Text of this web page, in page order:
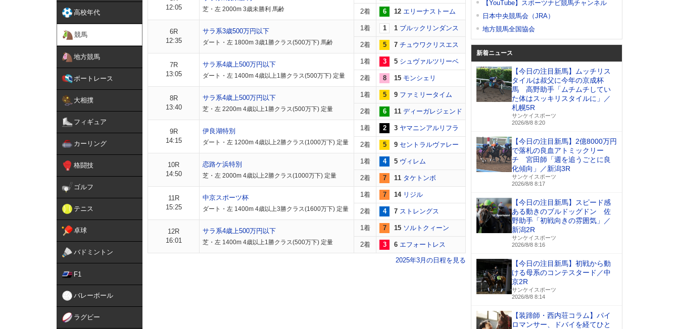
高校年代
競馬
地方競馬
ボートレース
大相撲
フィギュア
カーリング
格闘技
ゴルフ
テニス
卓球
バドミントン
F1
バレーボール
ラグビー
12:05
芝・左 2000m 3歳未勝利 馬齢 2着 6 12 エリーナストーム
6R
12:35
サラ系3歳500万円以下
ダート・左 1800m 3歳1勝クラス(500万下) 馬齢
1着 1 1 ブルックリンダンス
2着 5 7 チュウワクリスエス
7R
13:05
サラ系4歳上500万円以下
ダート・左 1400m 4歳以上1勝クラス(500万下) 定量
1着 3 5 シュヴァルツリーベ
2着 8 15 モンシェリ
8R
13:40
サラ系4歳上500万円以下
芝・左 2200m 4歳以上1勝クラス(500万下) 定量
1着 5 9 ファミリータイム
2着 6 11 ディーガレジェンド
9R
14:15
伊良湖特別
ダート・左 1200m 4歳以上2勝クラス(1000万下) 定量
1着 2 3 ヤマニンアルリフラ
2着 5 9 セントラルヴァレー
10R
14:50
恋路ケ浜特別
芝・左 2000m 4歳以上2勝クラス(1000万下) 定量
1着 4 5 ヴィレム
2着 7 11 タケトンボ
11R
15:25
中京スポーツ杯
ダート・左 1400m 4歳以上3勝クラス(1600万下) 定量
1着 7 14 リジル
2着 4 7 ストレングス
12R
16:01
サラ系4歳上500万円以下
芝・左 1400m 4歳以上1勝クラス(500万下) 定量
1着 7 15 ソルトクィーン
2着 3 6 エフォートレス
2025年3月の日程を見る
【YouTube】スポーツナビ競馬チャンネル
日本中央競馬会（JRA）
地方競馬全国協会
新着ニュース
【今日の注目新馬】ムッチリス
タイルは叔父に今年の京成杯
馬 高野助手「ムチムチしてい
た体はスッキリスタイルに」／
札幌5R
サンケイスポーツ
2026/8/8 8:20
【今日の注目新馬】2億8000万円
で落札の良血アトミックリー
チ 宮田師「週を追うごとに良
化傾向」／新潟3R
サンケイスポーツ
2026/8/8 8:17
【今日の注目新馬】スピード感
ある動きのブルドッグドン 佐
野助手「初戦向きの雰囲気」／
新潟2R
サンケイスポーツ
2026/8/8 8:16
【今日の注目新馬】初戦から動
ける母系のコンテスタード／中
京2R
サンケイスポーツ
2026/8/8 8:14
【装蹄師・西内荘コラム】パイ
ロマンサー、ドバイを経てひと